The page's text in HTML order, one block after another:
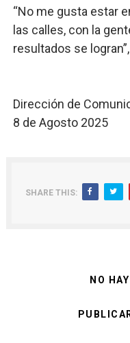
“No me gusta estar
las calles, con la
resultados se
Dirección de
8 de Agosto 2025
SHARE THIS:
NO